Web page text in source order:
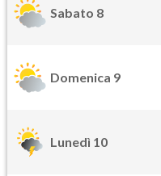
Sabato 8
Domenica 9
Lunedì 10